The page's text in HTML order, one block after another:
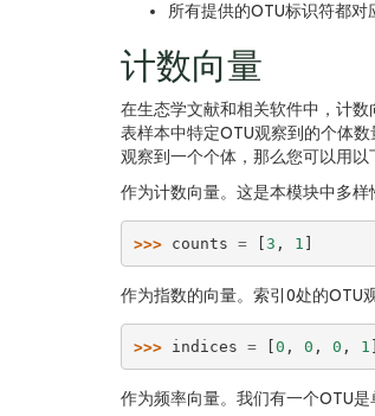
所有提供的OTU标识符都
计数向量
在生态学文献和相关软件中，计
表样本中特定OTU观察到的个体
观察到一个个体，那么您可以用以
作为计数向量。这是本模块中多
>>> counts = [3 , 1 ]
作为指数的向量。索引0处的OTU
>>> indices = [0 , 0 , 0 , 1 ]
作为频率向量。我们有一个OTU